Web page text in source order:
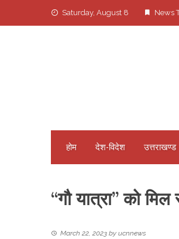
Saturday, August 8 News
होम देश-विदेश उत्तराखण्ड
“गौ यात्रा” को
March 22, 2023 by ucnnews